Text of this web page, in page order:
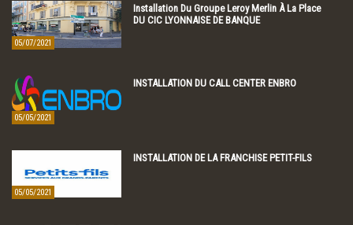
05/07/2021
Installation Du Groupe Leroy Merlin À La Place
DU CIC LYONNAISE DE BANQUE
05/05/2021
INSTALLATION DU CALL CENTER ENBRO
05/05/2021
INSTALLATION DE LA FRANCHISE PETIT-FILS